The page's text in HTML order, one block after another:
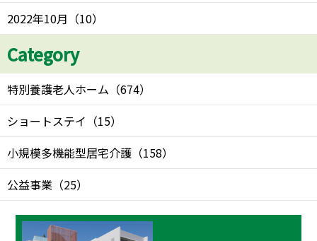
2022年10月 （10）
Category
特別養護老人ホーム （674）
ショートステイ （15）
小規模多機能型居宅介護 （158）
公益事業 （25）